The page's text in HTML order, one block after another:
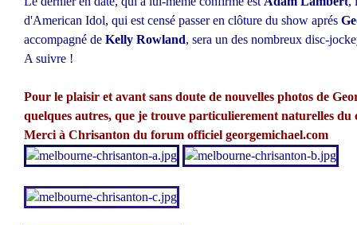
d'American Idol, qui est censé passer en clôture du show aprés
accompagné de Kelly Rowland, sera un des nombreux disc-
A suivre !
Pour le plaisir et avant sans doute de nouvelles photos de
quelques autres, que je trouve particulierement naturelles du
Merci à Chrisanton du forum officiel georgemichael.com